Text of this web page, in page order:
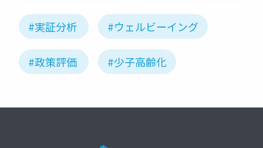
#実証分析 #ウェルビーイング
#政策評価 #少子高齢化